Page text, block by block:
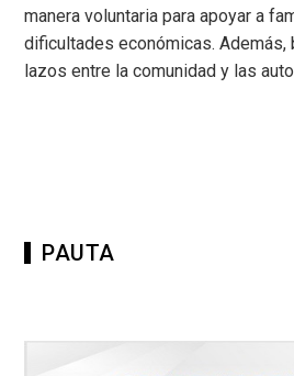
manera voluntaria para apoyar a
dificultades económicas.
lazos entre la comunidad y las
PAUTA